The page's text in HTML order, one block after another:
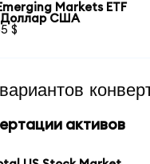
Markets ETF
Доллар США
$
активов